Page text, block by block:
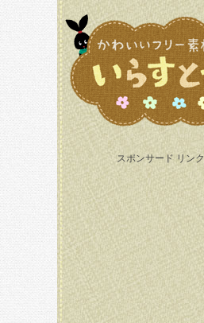
スポンサード リンク